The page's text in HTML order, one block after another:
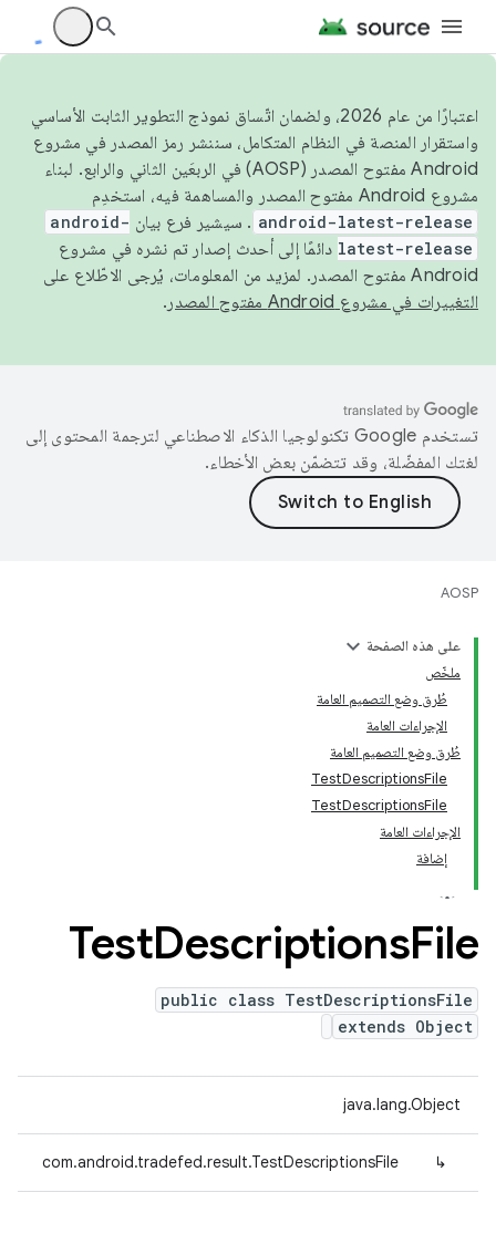
اعتبارًا من عام 2026، ولضمان اتّساق نموذج التطوير الثابت الأساسي
واستقرار المنصة في النظام المتكامل، سننشر رمز المصدر في مشروع
Android مفتوح المصدر (AOSP) في الربعَين الثاني والرابع. لبناء
مشروع Android مفتوح المصدر والمساهمة فيه، استخدِم
android-latest-release . سيشير فرع بيان android-
latest-release دائمًا إلى أحدث إصدار تم نشره في مشروع
Android مفتوح المصدر. لمزيد من المعلومات، يُرجى الاطّلاع على
التغييرات في مشروع Android مفتوح المصدر
.
تستخدم Google تكنولوجيا الذكاء الاصطناعي لترجمة المحتوى إلى
لغتك المفضّلة، وقد تتضمّن بعض الأخطاء.
AOSP
على هذه الصفحة
ملخّص
طُرق وضع التصميم العامة
الإجراءات العامة
طُرق وضع التصميم العامة
TestDescriptionsFile
TestDescriptionsFile
الإجراءات العامة
إضافة
TestDescriptionsFile
public class TestDescriptionsFile
extends Object
java.lang.Object
↳
com.android.tradefed.result.TestDescriptionsFile